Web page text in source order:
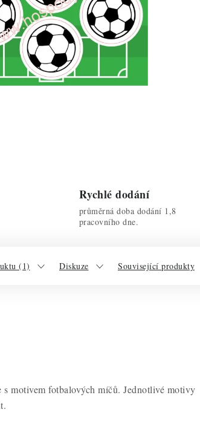
Rychlé dodání
průměrná doba dodání 1,8
pracovního dne.
(1) Diskuze Související produkty
motivem fotbalových míčů. Jednotlivé motivy